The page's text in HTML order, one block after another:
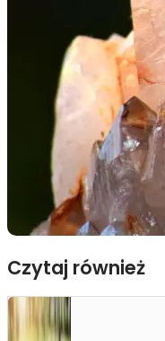
Czytaj również